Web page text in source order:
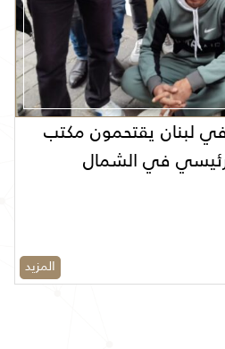
لبنان يقتحمون مكتب
في الشمال
المزيد